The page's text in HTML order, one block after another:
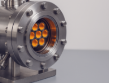
Der
Energien-Anlagen
für die Energiewende.
Netz kann kein Strom
dem Erneuerbare-Energien-